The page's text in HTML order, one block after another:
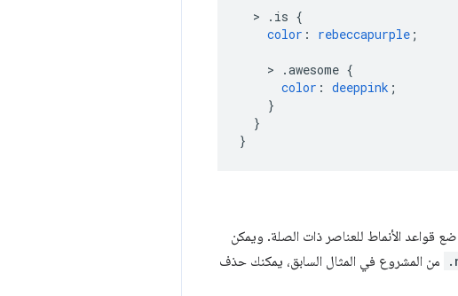
> .is {
color : rebeccapurple ;
> .awesome {
color : deeppink ;
}
}
}
قواعد الأنماط للعناصر ذات الصلة. ويمكن
من المشروع في المثال السابق، يمكنك حذف